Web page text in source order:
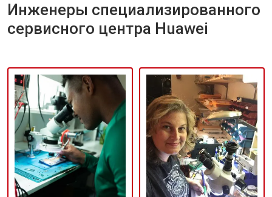
Инженеры специализированного
сервисного центра Huawei